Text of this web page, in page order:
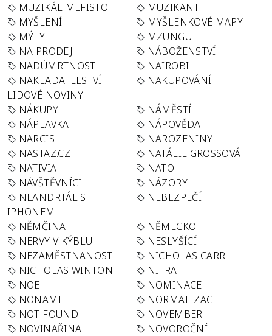
MUZIKÁL MEFISTO
MUZIKANT
MYŠLENÍ
MYŠLENKOVÉ MAPY
MÝTY
MZUNGU
NA PRODEJ
NÁBOŽENSTVÍ
NADÚMRTNOST
NAIROBI
NAKLADATELSTVÍ
LIDOVÉ NOVINY
NAKUPOVÁNÍ
NÁKUPY
NÁMĚSTÍ
NÁPLAVKA
NÁPOVĚDA
NARCIS
NAROZENINY
NASTAZ.CZ
NATÁLIE GROSSOVÁ
NATIVIA
NATO
NÁVŠTĚVNÍCI
NÁZORY
NEANDRTÁL S
IPHONEM
NEBEZPEČÍ
NĚMČINA
NĚMECKO
NERVY V KÝBLU
NESLYŠÍCÍ
NEZAMĚSTNANOST
NICHOLAS CARR
NICHOLAS WINTON
NITRA
NOE
NOMINACE
NONAME
NORMALIZACE
NOT FOUND
NOVEMBER
NOVINAŘINA
NOVOROČNÍ